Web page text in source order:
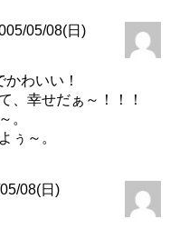
05/08(日)
わいい！
、幸せだぁ～！！！
。
ぅ～。
08(日)